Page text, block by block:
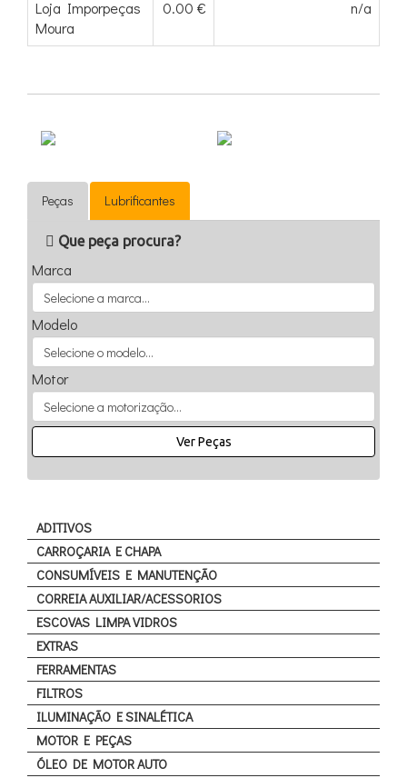
Loja Imporpeças
Moura
0.00 € n/a
Peças Lubrificantes
Que peça procura?
Marca
Modelo
Motor
Ver Peças
ADITIVOS
CARROÇARIA E CHAPA
CONSUMÍVEIS E MANUTENÇÃO
CORREIA AUXILIAR/ACESSORIOS
ESCOVAS LIMPA VIDROS
EXTRAS
FERRAMENTAS
FILTROS
ILUMINAÇÃO E SINALÉTICA
MOTOR E PEÇAS
ÓLEO DE MOTOR AUTO